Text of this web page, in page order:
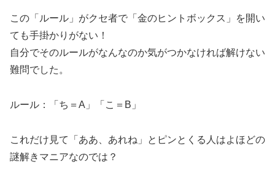
この「ルール」がクセ者で「金のヒントボックス」を開い
ても手掛かりがない！
自分でそのルールがなんなのか気がつかなければ解けない
難問でした。
ルール：「ち＝A」「こ＝B」
これだけ見て「ああ、あれね」とピンとくる人はよほどの
謎解きマニアなのでは？